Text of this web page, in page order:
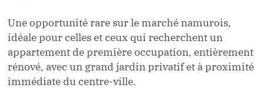
Une opportunité rare sur le marché namurois,
idéale pour celles et ceux qui recherchent un
appartement de première occupation, entièrement
rénové, avec un grand jardin privatif et à proximité
immédiate du centre-ville.